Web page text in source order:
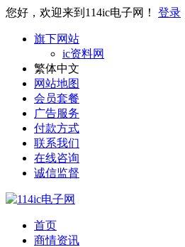
您好，欢迎来到114ic电子网！ 登录
旗下网站
ic资料网
繁体中文
网站地图
会员套餐
广告服务
付款方式
联系我们
在线咨询
诚信监督
首页
商情资讯